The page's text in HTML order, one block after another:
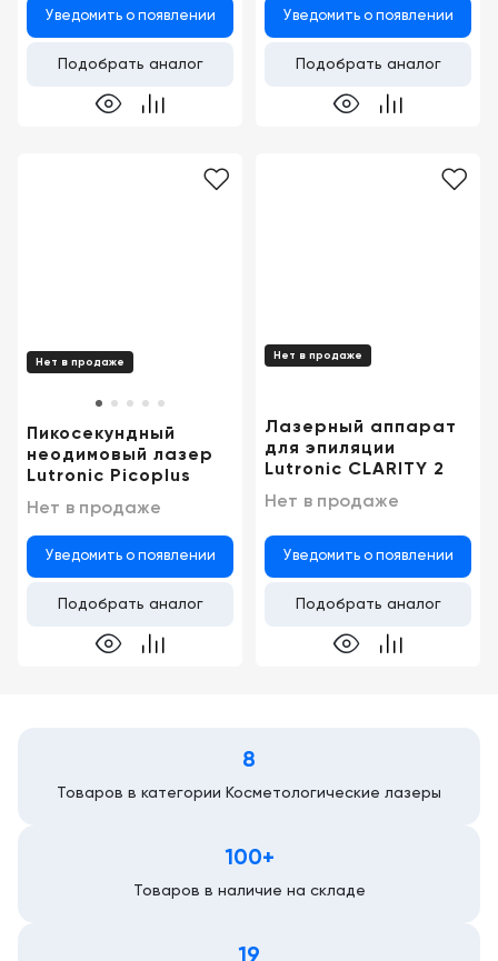
Уведомить о появлении
Подобрать аналог
Уведомить о появлении
Подобрать аналог
Нет в продаже
Пикосекундный
неодимовый лазер
Lutronic Picoplus
Нет в продаже
Уведомить о появлении
Подобрать аналог
Нет в продаже
Лазерный аппарат
для эпиляции
Lutronic CLARITY 2
Нет в продаже
Уведомить о появлении
Подобрать аналог
8
Товаров в категории Косметологические лазеры
100+
Товаров в наличие на складе
19